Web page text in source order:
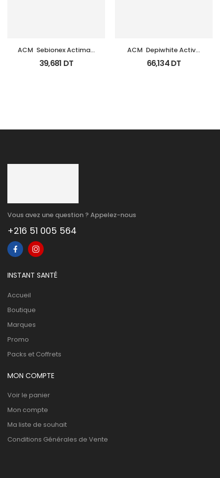
ACM  Sebionex Actimat
Soin Anti Imperfec Teint
40Ml
39,681 DT
ACM  Depiwhite Active
Gel Unifiant Anti Taches
40Ml
66,134DT
Vous avez une question ? Appelez-nous
+216 51 005 564
INSTANT SANTÉ
Accueil
Boutique
Marques
Promo
Packs et Coffrets
MON COMPTE
Voir le panier
Mon compte
Ma liste de souhait
Conditions Générales de Vente